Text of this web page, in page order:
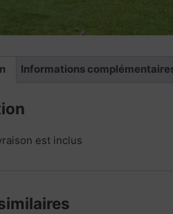
Informations
est inclus